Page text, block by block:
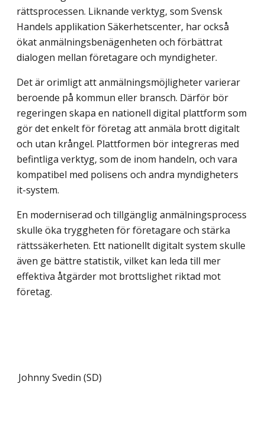
rättsprocessen. Liknande verktyg, som Svensk
Handels applikation Säkerhets­center, har också
ökat anmälningsbenägenheten och förbättrat
dialogen mellan företagare och myndigheter.
Det är orimligt att anmälningsmöjligheter varierar
beroende på kommun eller bransch. Därför bör
regeringen skapa en nationell digital plattform som
gör det enkelt för företag att anmäla brott digitalt
och utan krångel. Plattformen bör integreras med
befintliga verktyg, som de inom handeln, och vara
kompatibel med polisens och andra myndigheters
it-system.
En moderniserad och tillgänglig anmälningsprocess
skulle öka tryggheten för företagare och stärka
rättssäkerheten. Ett nationellt digitalt system skulle
även ge bättre statistik, vilket kan leda till mer
effektiva åtgärder mot brottslighet riktad mot
företag.
Johnny Svedin (SD)